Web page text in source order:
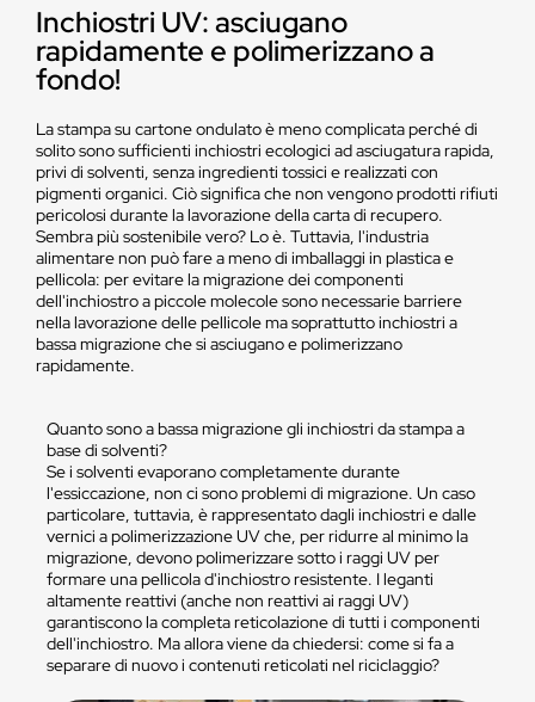
Inchiostri UV: asciugano
rapidamente e polimerizzano a
fondo!
La stampa su cartone ondulato è meno complicata perché di
solito sono sufficienti inchiostri ecologici ad asciugatura rapida,
privi di solventi, senza ingredienti tossici e realizzati con
pigmenti organici. Ciò significa che non vengono prodotti rifiuti
pericolosi durante la lavorazione della carta di recupero.
Sembra più sostenibile vero? Lo è. Tuttavia, l'industria
alimentare non può fare a meno di imballaggi in plastica e
pellicola: per evitare la migrazione dei componenti
dell'inchiostro a piccole molecole sono necessarie barriere
nella lavorazione delle pellicole ma soprattutto inchiostri a
bassa migrazione che si asciugano e polimerizzano
rapidamente.
Quanto sono a bassa migrazione gli inchiostri da stampa a
base di solventi?
Se i solventi evaporano completamente durante
l'essiccazione, non ci sono problemi di migrazione. Un caso
particolare, tuttavia, è rappresentato dagli inchiostri e dalle
vernici a polimerizzazione UV che, per ridurre al minimo la
migrazione, devono polimerizzare sotto i raggi UV per
formare una pellicola d'inchiostro resistente. I leganti
altamente reattivi (anche non reattivi ai raggi UV)
garantiscono la completa reticolazione di tutti i componenti
dell'inchiostro. Ma allora viene da chiedersi: come si fa a
separare di nuovo i contenuti reticolati nel riciclaggio?